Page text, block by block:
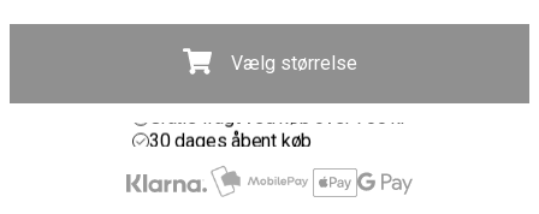
Vælg størrelse
Gratis fragt ved køb over 700 kr
30 dages åbent køb
Gratis fragt ved køb over 700 kr